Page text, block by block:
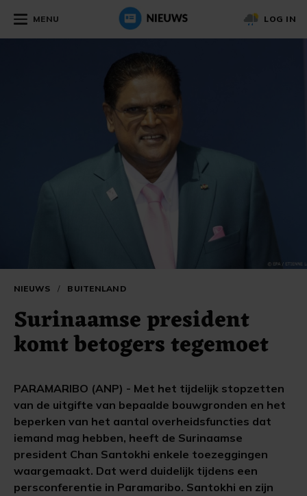
MENU LOG IN
NIEUWS / BUITENLAND
Surinaamse president
komt betogers tegemoet
PARAMARIBO (ANP) - Met het tijdelijk stopzetten
van de uitgifte van bepaalde bouwgronden en het
beperken van het aantal overheidsfuncties dat
iemand mag hebben, heeft de Surinaamse
president Chan Santokhi enkele toezeggingen
waargemaakt. Dat werd duidelijk tijdens een
persconferentie in Paramaribo. Santokhi en zijn